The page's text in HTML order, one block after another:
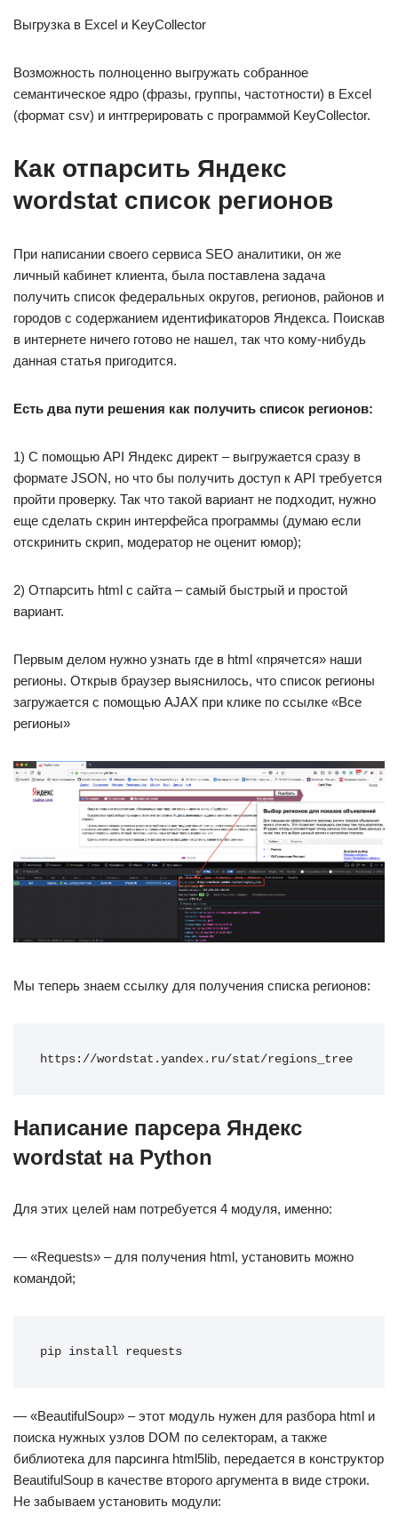
Выгрузка в Excel и KeyCollector
Возможность полноценно выгружать собранное
семантическое ядро (фразы, группы, частотности) в Excel
(формат csv) и интгрерировать с программой KeyCollector.
Как отпарсить Яндекс
wordstat список регионов
При написании своего сервиса SEO аналитики, он же
личный кабинет клиента, была поставлена задача
получить список федеральных округов, регионов, районов и
городов с содержанием идентификаторов Яндекса. Поискав
в интернете ничего готово не нашел, так что кому-нибудь
данная статья пригодится.
Есть два пути решения как получить список регионов:
1) С помощью API Яндекс директ – выгружается сразу в
формате JSON, но что бы получить доступ к API требуется
пройти проверку. Так что такой вариант не подходит, нужно
еще сделать скрин интерфейса программы (думаю если
отскринить скрип, модератор не оценит юмор);
2) Отпарсить html c сайта – самый быстрый и простой
вариант.
Первым делом нужно узнать где в html «прячется» наши
регионы. Открыв браузер выяснилось, что список регионы
загружается с помощью AJAX при клике по ссылке «Все
регионы»
Мы теперь знаем ссылку для получения списка регионов:
https://wordstat.yandex.ru/stat/regions_tree
Написание парсера Яндекс
wordstat на Python
Для этих целей нам потребуется 4 модуля, именно:
— «Requests» – для получения html, установить можно
командой;
pip install requests
— «BeautifulSoup» – этот модуль нужен для разбора html и
поиска нужных узлов DOM по селекторам, а также
библиотека для парсинга html5lib, передается в конструктор
BeautifulSoup в качестве второго аргумента в виде строки.
Не забываем установить модули: